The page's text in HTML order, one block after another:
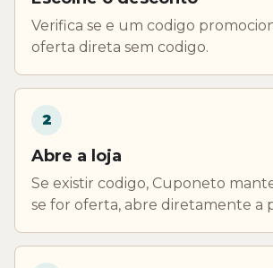
Verifica se e um codigo
oferta direta sem codigo.
2
Abre a loja
Se existir codigo, Cuponeto
se for oferta, abre diretamente a